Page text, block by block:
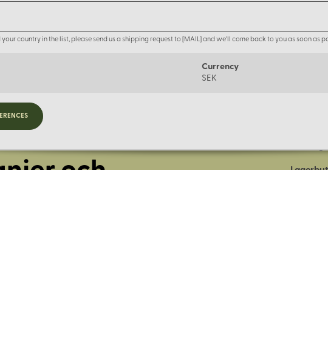
country in the list, please send us a shipping request to [MAIL] and we'll come back to you as soon as
Currency
SEK
och